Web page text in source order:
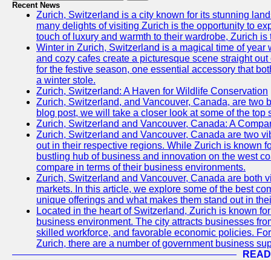
Recent News
Zurich, Switzerland is a city known for its stunning
many delights of visiting Zurich is the opportunity to
touch of luxury and warmth to their wardrobe, Zurich
Winter in Zurich, Switzerland is a magical time of
and cozy cafes create a picturesque scene straight
for the festive season, one essential accessory that
a winter stole.
Zurich, Switzerland: A Haven for Wildlife Conservation
Zurich, Switzerland, and Vancouver, Canada, are two
blog post, we will take a closer look at some of the
Zurich, Switzerland and Vancouver, Canada: A
Zurich, Switzerland and Vancouver, Canada are two
out in their respective regions. While Zurich is known
bustling hub of business and innovation on the west
compare in terms of their business environments.
Zurich, Switzerland and Vancouver, Canada are both
markets. In this article, we explore some of the best
unique offerings and what makes them stand out in
Located in the heart of Switzerland, Zurich is known
business environment. The city attracts businesses
skilled workforce, and favorable economic policies.
Zurich, there are a number of government business